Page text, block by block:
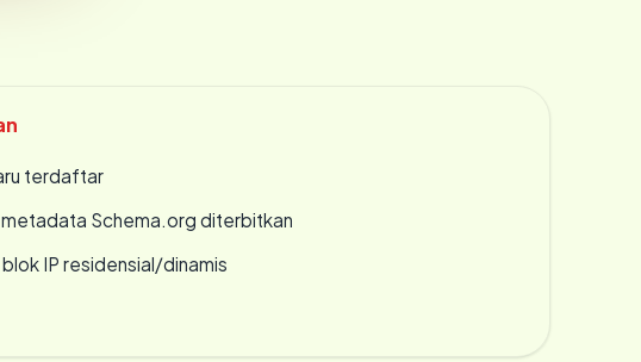
terdaftar
Schema.org diterbitkan
IP residensial/dinamis